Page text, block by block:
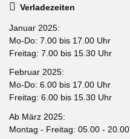
Verladezeiten
Januar 2025:
Mo-Do: 7.00 bis 17.00 Uhr
Freitag: 7.00 bis 15.30 Uhr
Februar 2025:
Mo-Do: 6.00 bis 17.00 Uhr
Freitag: 6.00 bis 15.30 Uhr
Ab März 2025:
Montag - Freitag: 05.00 - 20.00